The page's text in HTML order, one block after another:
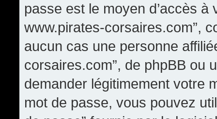
passe est le moyen d’accès à
www.pirates-corsaires.com”,
aucun cas une personne
corsaires.com”, de phpBB ou
demander légitimement votre
mot de passe, vous pouvez